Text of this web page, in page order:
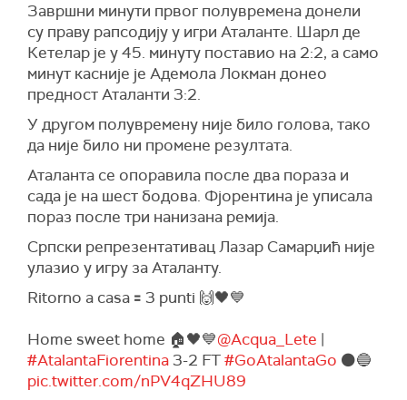
Завршни минути првог полувремена донели
су праву рапсодију у игри Аталанте. Шарл де
Кетелар је у 45. минуту поставио на 2:2, а само
минут касније је Адемола Локман донео
предност Аталанти 3:2.
У другом полувремену није било голова, тако
да није било ни промене резултата.
Аталанта се опоравила после два пораза и
сада је на шест бодова. Фјорентина је уписала
пораз после три нанизана ремија.
Српски репрезентативац Лазар Самарџић није
улазио у игру за Аталанту.
Ritorno a casa 🟰 3 punti 🙌🖤💙
Home sweet home 🏠🖤💙@Acqua_Lete |
#AtalantaFiorentina 3-2 FT#GoAtalantaGo ⚫️🔵
pic.twitter.com/nPV4qZHU89